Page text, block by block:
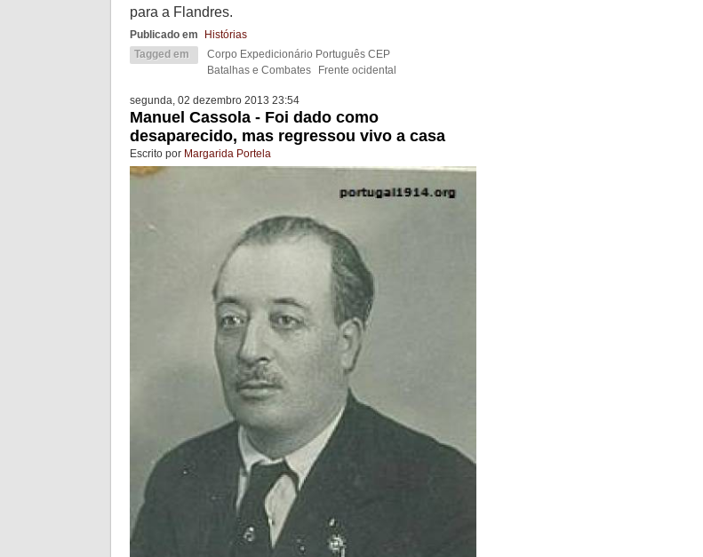
para a Flandres.
Publicado em
Histórias
Tagged em
Corpo Expedicionário Português CEP
Batalhas e Combates
Frente ocidental
segunda, 02 dezembro 2013 23:54
Manuel Cassola - Foi dado como
desaparecido, mas regressou vivo a casa
Escrito por Margarida Portela